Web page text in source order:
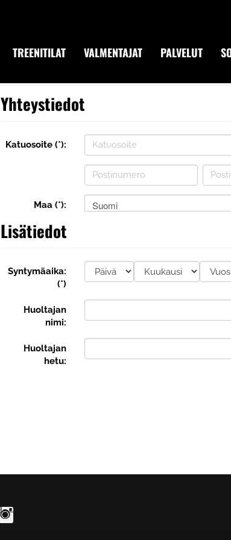
TREENITILAT VALMENTAJAT PALVELUT
Yhteystiedot
Katuosoite (*):
Maa (*): Suomi
Lisätiedot
Syntymäaika:
(*)
Huoltajan
nimi:
Huoltajan
hetu: